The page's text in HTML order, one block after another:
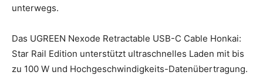
unterwegs.
Das UGREEN Nexode Retractable USB-C Cable Honkai:
Star Rail Edition unterstützt ultraschnelles Laden mit bis
zu 100 W und Hochgeschwindigkeits-Datenübertragung.